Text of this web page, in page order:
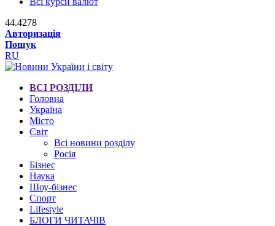
44.4278
Авторизація
Пошук
RU
ВСІ РОЗДІЛИ
Головна
Україна
Місто
Світ
Всі новини розділу
Росія
Бізнес
Наука
Шоу-бізнес
Спорт
Lifestyle
БЛОГИ ЧИТАЧІВ